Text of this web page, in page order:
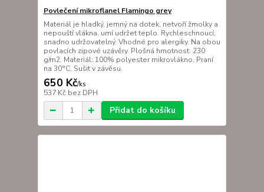
Povlečení mikroflanel Flamingo grey
Materiál je hladký, jemný na dotek, netvoří žmolky a
nepouští vlákna, umí udržet teplo. Rychleschnoucí,
snadno udržovatelný. Vhodné pro alergiky. Na obou
povlacích zipové uzávěry. Plošná hmotnost: 230
g/m2. Materiál: 100% polyester mikrovlákno. Praní
na 30°C. Sušit v závěsu.
650 Kč/ks
537 Kč bez DPH
Přidat do košíku